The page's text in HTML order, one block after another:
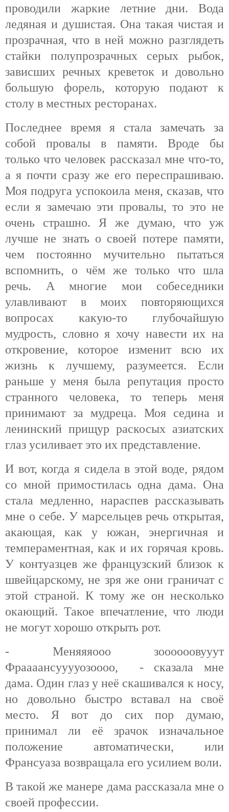
проводили жаркие летние дни. Вода
ледяная и душистая. Она такая чистая и
прозрачная, что в ней можно разглядеть
стайки полупрозрачных серых рыбок,
зависших речных креветок и довольно
большую форель, которую подают к
столу в местных ресторанах.
Последнее время я стала замечать за
собой провалы в памяти. Вроде бы
только что человек рассказал мне что-то,
а я почти сразу же его переспрашиваю.
Моя подруга успокоила меня, сказав, что
если я замечаю эти провалы, то это не
очень страшно. Я же думаю, что уж
лучше не знать о своей потере памяти,
чем постоянно мучительно пытаться
вспомнить, о чём же только что шла
речь. А многие мои собеседники
улавливают в моих повторяющихся
вопросах какую-то глубочайшую
мудрость, словно я хочу навести их на
откровение, которое изменит всю их
жизнь к лучшему, разумеется. Если
раньше у меня была репутация просто
странного человека, то теперь меня
принимают за мудреца. Моя седина и
ленинский прищур раскосых азиатских
глаз усиливает это их представление.
И вот, когда я сидела в этой воде, рядом
со мной примостилась одна дама. Она
стала медленно, нараспев рассказывать
мне о себе. У марсельцев речь открытая,
акающая, как у южан, энергичная и
темпераментная, как и их горячая кровь.
У контуазцев же французский близок к
швейцарскому, не зря же они граничат с
этой страной. К тому же он несколько
окающий. Такое впечатление, что люди
не могут хорошо открыть рот.
- Меняяяооо зоооооовууут
Фраааансууууозоооо, - сказала мне
дама. Один глаз у неё скашивался к носу,
но довольно быстро вставал на своё
место. Я вот до сих пор думаю,
принимал ли её зрачок изначальное
положение автоматически, или
Франсуаза возвращала его усилием воли.
В такой же манере дама рассказала мне о
своей профессии.